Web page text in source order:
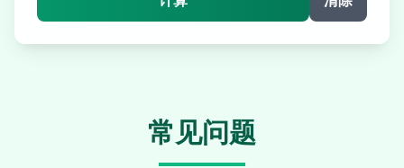
常见问题